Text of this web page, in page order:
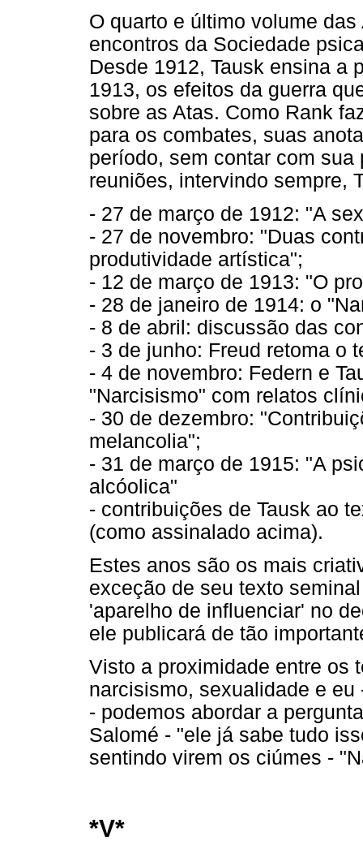
O quarto e último volume das
encontros da Sociedade
Desde 1912, Tausk ensina a
1913, os efeitos da guerra
sobre as Atas. Como Rank
para os combates, suas
período, sem contar com
reuniões, intervindo sempre,
- 27 de março de 1912: "A
- 27 de novembro: "Duas
produtividade artística";
- 12 de março de 1913: "O
- 28 de janeiro de 1914: o
- 8 de abril: discussão das
- 3 de junho: Freud retoma o
- 4 de novembro: Federn e
"Narcisismo" com relatos
- 30 de dezembro:
melancolia";
- 31 de março de 1915: "A
alcóolica"
- contribuições de Tausk ao
(como assinalado acima).
Estes anos são os mais
exceção de seu texto
'aparelho de influenciar' no
ele publicará de tão
Visto a proximidade entre os
narcisismo, sexualidade e
- podemos abordar a
Salomé - "ele já sabe tudo
sentindo virem os ciúmes -
*V*